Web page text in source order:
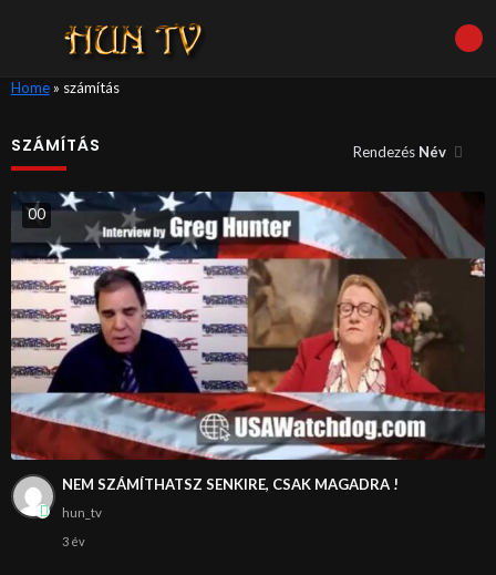
Home» számítás
SZÁMÍTÁS Rendezés Név
00
NEM SZÁMÍTHATSZ SENKIRE, CSAK MAGADRA !
hun_tv
3 év